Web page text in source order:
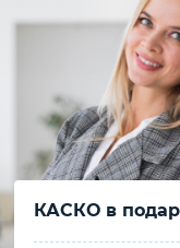
КАСКО в